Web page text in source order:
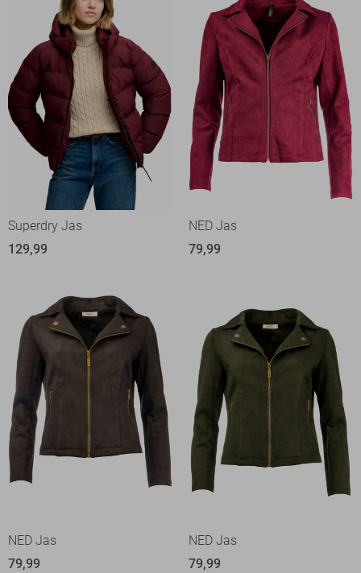
Superdry Jas
129,99
NED Jas
79,99
NED Jas
79,99
NED Jas
79,99